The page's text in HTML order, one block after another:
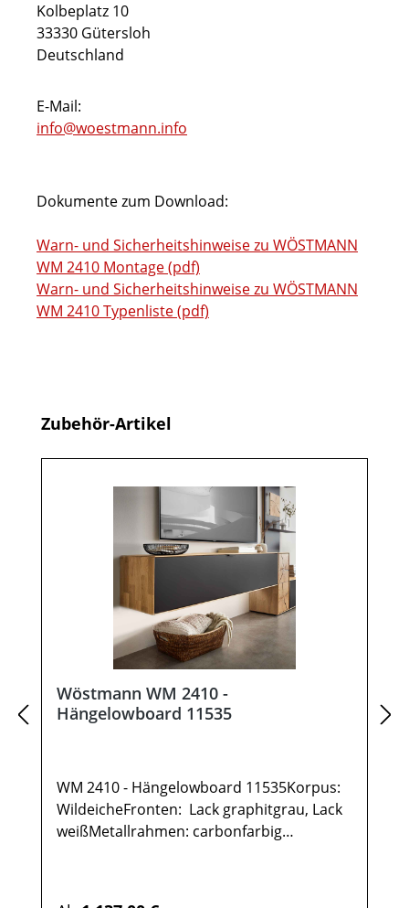
Kolbeplatz 10
33330 Gütersloh
Deutschland
E-Mail:
info@woestmann.info
Dokumente zum Download:
Warn- und Sicherheitshinweise zu WÖSTMANN
WM 2410 Montage (pdf)
Warn- und Sicherheitshinweise zu WÖSTMANN
WM 2410 Typenliste (pdf)
Produktgalerie überspringen
Zubehör-Artikel
Wöstmann WM 2410 -
Hängelowboard 11535
WM 2410 - Hängelowboard 11535Korpus:
WildeicheFronten: Lack graphitgrau, Lack
weißMetallrahmen: carbonfarbig